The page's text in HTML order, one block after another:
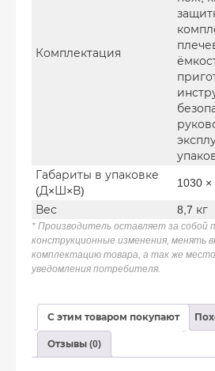
Комплектация
Габариты в упаковке
(Д×Ш×В)
1030
Вес 8,7 кг
* Производитель оставляет за собой
конструкционные изменения, менять
комплектацию товара, а так же место
уведомления потребителя.
С этим товаром покупают
Отзывы (0)